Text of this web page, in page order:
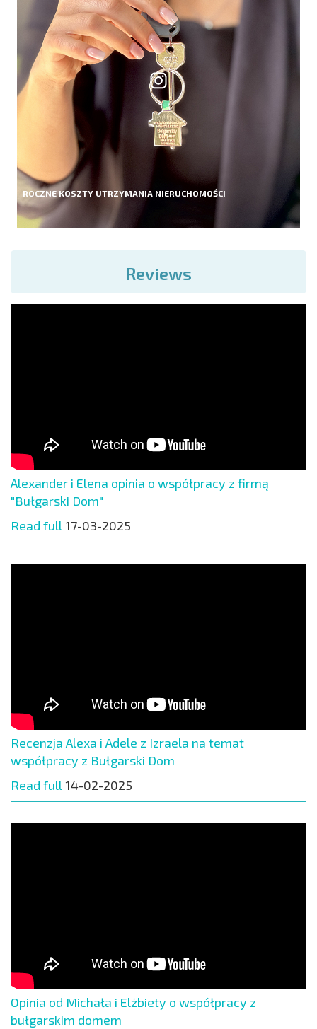
ROCZNE KOSZTY UTRZYMANIA NIERUCHOMOŚCI
Reviews
Alexander i Elena opinia o współpracy z firmą
"Bułgarski Dom"
Read full 17-03-2025
Recenzja Alexa i Adele z Izraela na temat
współpracy z Bułgarski Dom
Read full 14-02-2025
Opinia od Michała i Elżbiety o współpracy z
bułgarskim domem